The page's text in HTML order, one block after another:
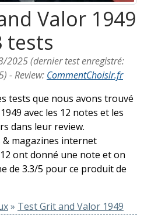
Valor 1949
2025(dernier test enregistré:
) -Review: CommentChoisir.fr
tests que nous avons trouvé
avec les 12 notes et les
dans leur review.
& magazines internet
ont donné une note et on
de 3.3/5 pour ce produit de
» Test Grit and Valor 1949